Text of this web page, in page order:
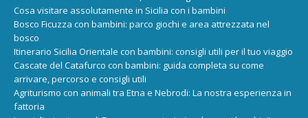
Cosa visitare assolutamente in Sicilia con i bambini
Bosco Ficuzza con bambini: parco giochi e area attrezzata nel
bosco
Itinerario Sicilia Orientale con bambini: consigli utili per il tuo viaggio
Cascate del Catafurco con bambini: guida completa su come
arrivare, percorso e consigli utili
Agriturismo con animali tra Etna e Nebrodi: La nostra esperienza in
fattoria